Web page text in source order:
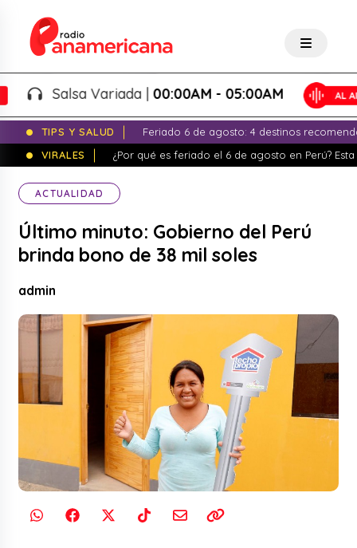
Salsa Variada |00:00AM - 05:00AM
TIPS Y SALUD
Feriado 6 de agosto: 4 destinos
VIRALES
¿Por qué es feriado el 6 de agosto en Perú?
ACTUALIDAD
Último minuto: Gobierno del Perú
brinda bono de 38 mil soles
admin